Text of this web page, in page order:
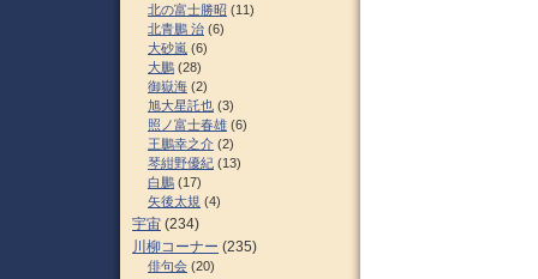
北の富士勝昭 (11)
北青鵬 治 (6)
大砂嵐 (6)
大鵬 (28)
御嶽海 (2)
旭大星託也 (3)
照ノ富士春雄 (6)
王鵬幸之介 (2)
琴紺野優紀 (13)
白鵬 (17)
矢後太規 (4)
宇宙 (234)
川柳コーナー (235)
俳句会 (20)